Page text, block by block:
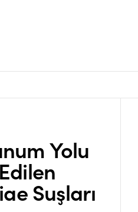
Yolu
Suşları